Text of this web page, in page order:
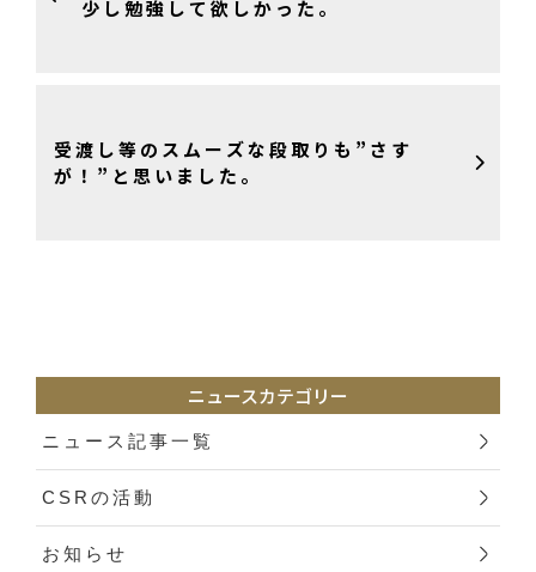
少し勉強して欲しかった。
受渡し等のスムーズな段取りも”さす
が！”と思いました。
ニュースカテゴリー
ニュース記事一覧
CSRの活動
お知らせ